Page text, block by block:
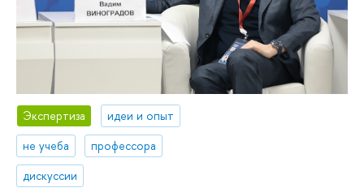
Экспертиза
идеи и опыт
не учеба
профессора
дискуссии